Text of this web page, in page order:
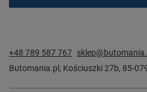
+48 789 587 767
Butomania.pl , Kościuszki 27b, 85-